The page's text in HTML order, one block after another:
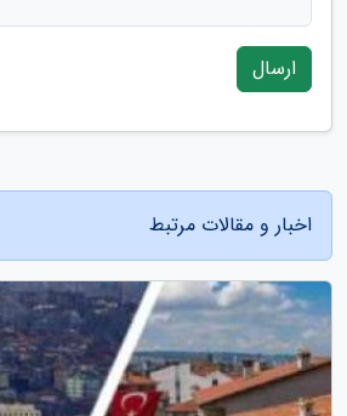
ارسال
اخبار و مقالات مرتبط